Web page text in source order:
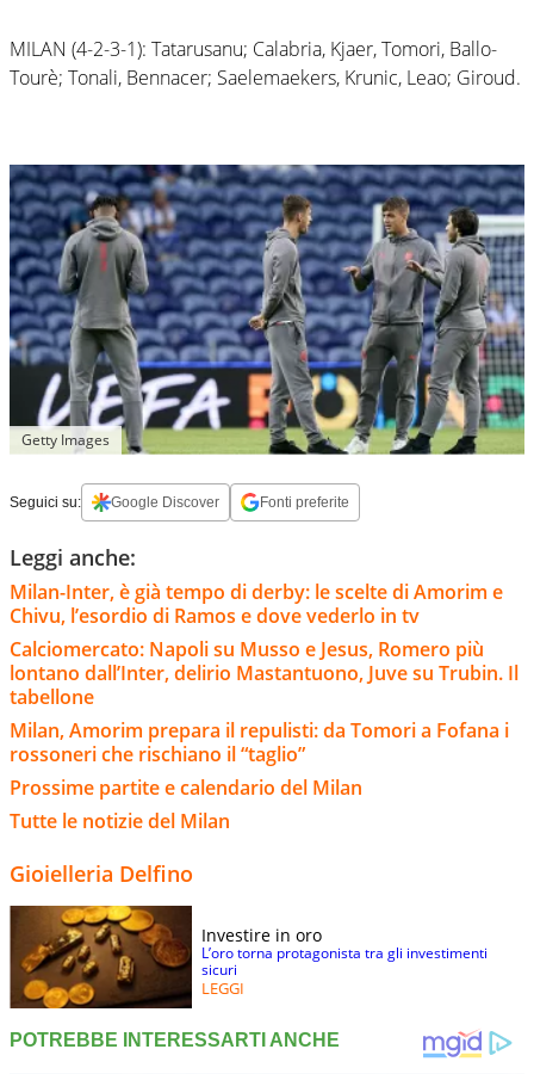
MILAN (4-2-3-1): Tatarusanu; Calabria, Kjaer, Tomori, Ballo-
Tourè; Tonali, Bennacer; Saelemaekers, Krunic, Leao; Giroud.
Getty Images
Seguici su: Google Discover Fonti preferite
Leggi anche:
Milan-Inter, è già tempo di derby: le scelte di Amorim e
Chivu, l’esordio di Ramos e dove vederlo in tv
Calciomercato: Napoli su Musso e Jesus, Romero più
lontano dall’Inter, delirio Mastantuono, Juve su Trubin. Il
tabellone
Milan, Amorim prepara il repulisti: da Tomori a Fofana i
rossoneri che rischiano il “taglio”
Prossime partite e calendario del Milan
Tutte le notizie del Milan
Gioielleria Delfino
Investire in oro
L’oro torna protagonista tra gli investimenti
sicuri
LEGGI